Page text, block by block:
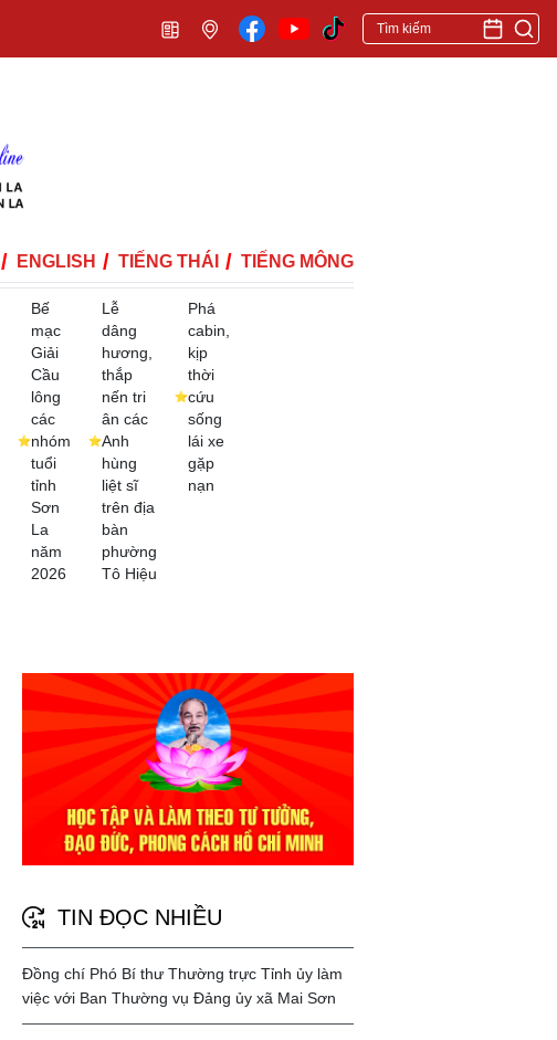
ENGLISH TIẾNG THÁI TIẾNG MÔNG
Bế
mạc
Giải
Cầu
lông
các
nhóm
tuổi
tỉnh
Sơn
La
năm
2026
Lễ
dâng
hương,
thắp
nến tri
ân các
Anh
hùng
liệt sĩ
trên địa
bàn
phường
Tô Hiệu
Phá
cabin,
kịp
thời
cứu
sống
lái xe
gặp
nạn
TIN ĐỌC NHIỀU
Đồng chí Phó Bí thư Thường trực Tỉnh ủy làm
việc với Ban Thường vụ Đảng ủy xã Mai Sơn